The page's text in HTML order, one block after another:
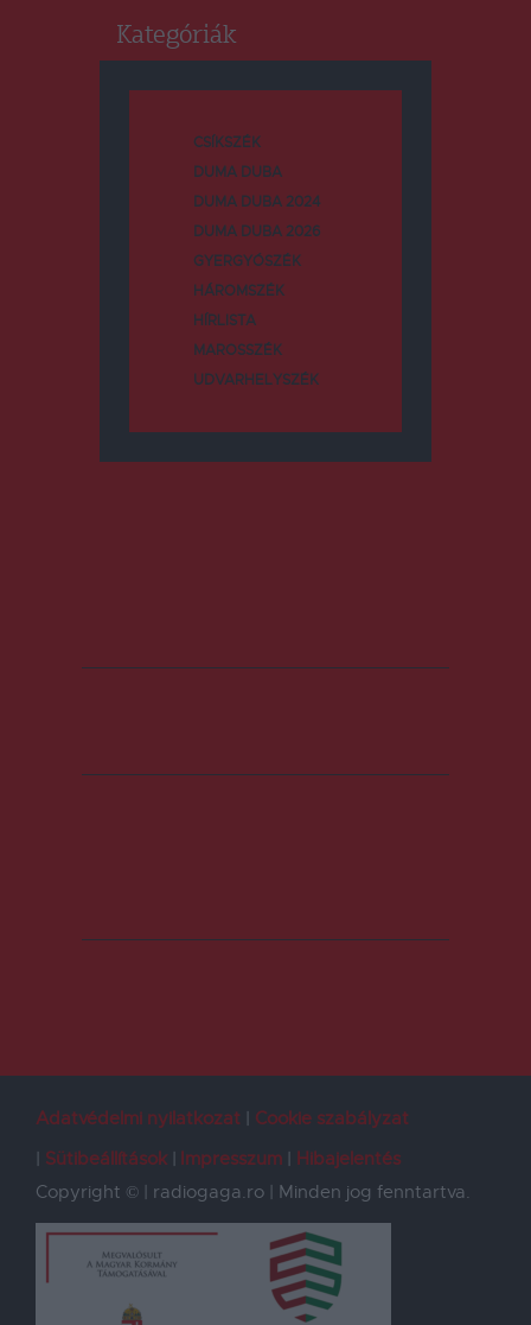
Kategóriák
CSÍKSZÉK
DUMA DUBA
DUMA DUBA 2024
DUMA DUBA 2026
GYERGYÓSZÉK
HÁROMSZÉK
HÍRLISTA
MAROSSZÉK
UDVARHELYSZÉK
Adatvédelmi nyilatkozat
Cookie szabályzat
Sütibeállítások
Impresszum
Hibajelentés
Copyright © | radiogaga.ro | Minden jog fenntartva.